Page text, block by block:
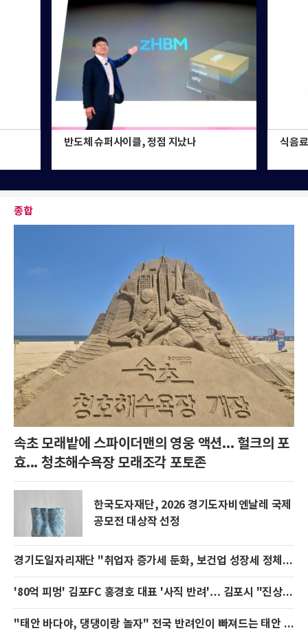
반도체 슈퍼사이클, 정점 지났나 식음
종합
속초 모래밭에 스파이더맨의 영웅 액션... 헐크의 포
효... 청초해수욕장 모래조각 포토존
한국도자재단, 2026 경기도자비엔날레 국제
공모전 대상작 선정
경기도일자리재단 "취업자 증가세 둔화, 보건업 성장세 정체 탓"
'80억 피멍' 김포FC 홍경호 대표 '사직 반려'… 김포시 "진상 규명이 먼저다"
"태안 바다야, 댕댕이랑 놀자" 전국 반려인이 빠져드는 태안 꽃지의 파격 변신